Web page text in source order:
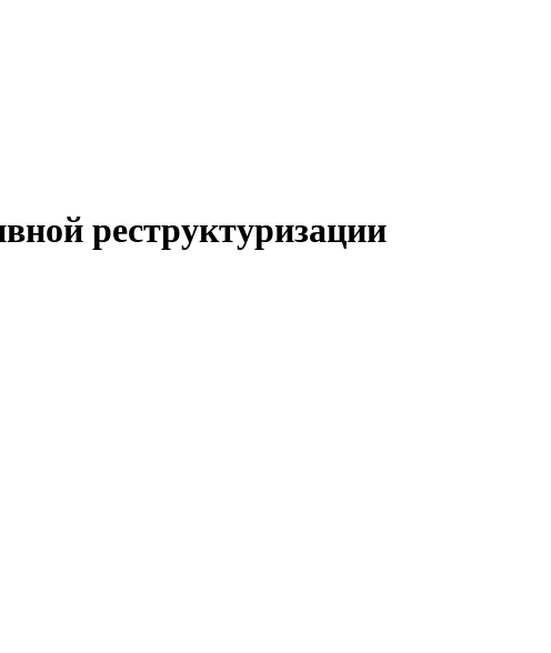
реструктуризации